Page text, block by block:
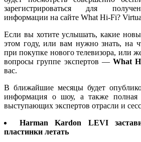
зарегистрироваться для
информации на сайте What Hi-Fi?
Если вы хотите услышать, какие
этом году, или вам нужно знать, на
при покупке нового телевизора, или
вопросы группе экспертов — What
вас.
В ближайшие месяцы будет
информация о шоу, а также полная
выступающих экспертов отрасли и
Harman Kardon LEVI
пластинки летать